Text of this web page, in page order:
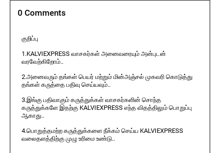
0 Comments
குறிப்பு
1.KALVIEXPRESS வாசகர்கள் அனைவரையும் அன்புடன்
வரவேற்கிறோம்..
2.அனைவரும் தங்கள் பெயர் மற்றும் மின்அஞ்சல் முகவரி கொடுத்து
தங்கள் கருத்தை பதிவு செய்யவும்..
3.இங்கு பதிவாகும் கருத்துக்கள் வாசகர்களின் சொந்த
கருத்துக்களே இதற்கு KALVIEXPRESS எந்த விதத்திலும் பொறுப்பு
ஆகாது..
4.பொறுத்தமற்ற கருத்துக்களை நீக்கம் செய்ய KALVIEXPRESS
வலைதளத்திற்கு முழு உரிமை உண்டு..